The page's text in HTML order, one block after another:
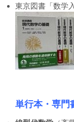
東京図書「数学
単行本・専門